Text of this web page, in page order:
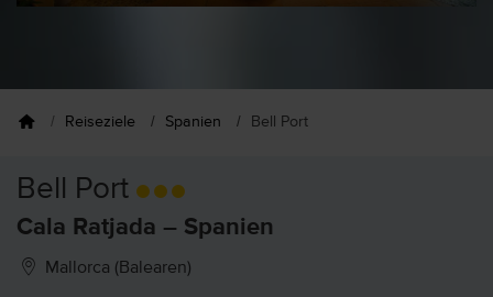
Reiseziele Spanien Bell Port
Bell Port
Cala Ratjada – Spanien
Mallorca (Balearen)